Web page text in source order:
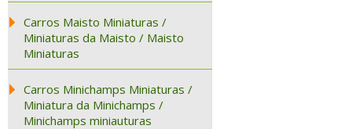
Carros Maisto Miniaturas /
Miniaturas da Maisto / Maisto
Miniaturas
Carros Minichamps Miniaturas /
Miniatura da Minichamps /
Minichamps miniauturas